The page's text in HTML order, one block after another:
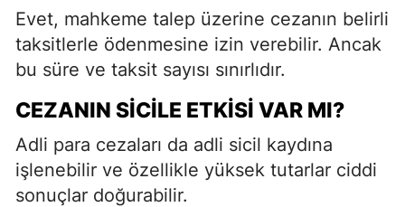
Evet, mahkeme talep üzerine cezanın belirli
taksitlerle ödenmesine izin verebilir. Ancak
bu süre ve taksit sayısı sınırlıdır.
CEZANIN SICILE ETKISI VAR MI?
Adli para cezaları da adli sicil kaydına
işlenebilir ve özellikle yüksek tutarlar ciddi
sonuçlar doğurabilir.